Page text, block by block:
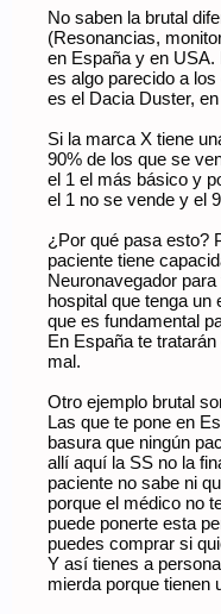
No saben la brutal
(Resonancias,
en España y en USA.
es algo parecido a
es el Dacia Duster,
Si la marca X tiene
90% de los que se
el 1 el más básico y
el 1 no se vende y el
¿Por qué pasa esto?
paciente tiene
Neuronavegador
hospital que tenga
que es fundamental
En España te
mal.
Otro ejemplo brutal
Las que te pone en
basura que ningún
allí aquí la SS no la
paciente no sabe ni
porque el médico no
puede ponerte esta
puedes comprar si
Y así tienes a
mierda porque tienen